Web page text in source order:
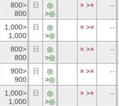
800>
800
日
◎
>◎
× >× --
1,000>
1,000
日
◎
>◎
× >× --
800>
800
日
◎
>◎
× >× --
900>
900
日
◎
>◎
× >× --
1,000>
1,000
日
◎
>◎
× >× --